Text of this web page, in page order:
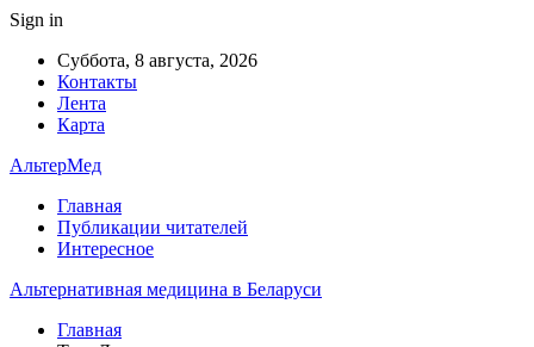
Sign in
Суббота, 8 августа, 2026
Контакты
Лента
Карта
АльтерМед
Главная
Публикации читателей
Интересное
Альтернативная медицина в Беларуси
Главная